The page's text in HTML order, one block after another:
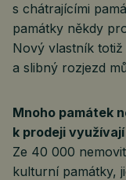
s chátrajícími
památky někdy
Nový vlastník totiž
a slibný rozjezd
Mnoho památek
k prodeji
Ze 40 000
kulturní památky,